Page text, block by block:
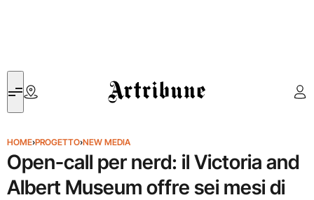
Artribune
HOME›PROGETTO›NEW MEDIA
Open-call per nerd: il Victoria and
Albert Museum offre sei mesi di